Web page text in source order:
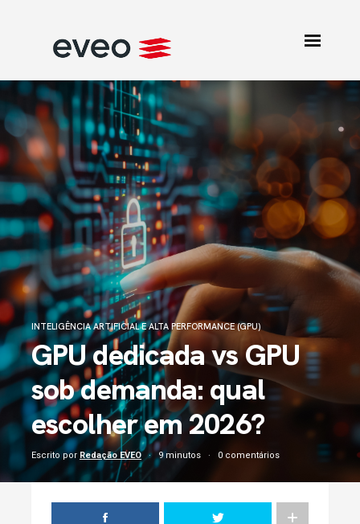
INTELIGÊNCIA ARTIFICIAL E ALTA PERFORMANCE (GPU)
GPU dedicada vs GPU
sob demanda: qual
escolher em 2026?
Escrito por Redação EVEO 9 minutos 0 comentários